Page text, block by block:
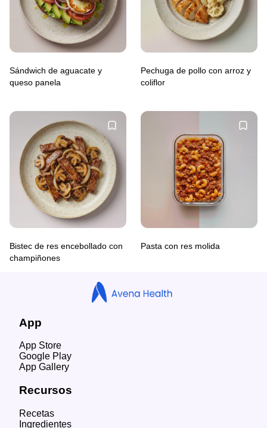
Sándwich de aguacate y
queso panela
Pechuga de pollo con arroz y
coliflor
Bistec de res encebollado con
champiñones
Pasta con res molida
App
App Store
Google Play
App Gallery
Recursos
Recetas
Ingredientes